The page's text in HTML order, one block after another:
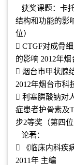
获奖课题：卡
结构和功能的影
位）
 CTGF对成骨
的影响 2012年
 烟台市甲状腺
2012年烟台市科
 利塞膦酸钠对
症患者护骨素及
步2等奖（第四位
论著：
 《临床内科疾
2011年 主编